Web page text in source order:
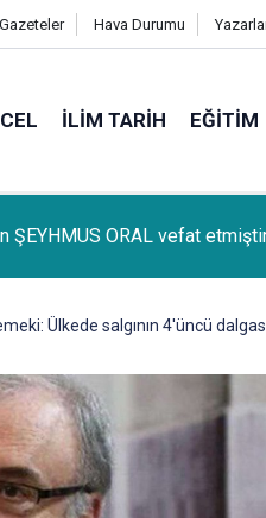
Gazeteler Hava Durumu
İLIM TARIH EĞITIM
Kûrik Köyünden MEYRİ
Ülkede salgının 4'üncü